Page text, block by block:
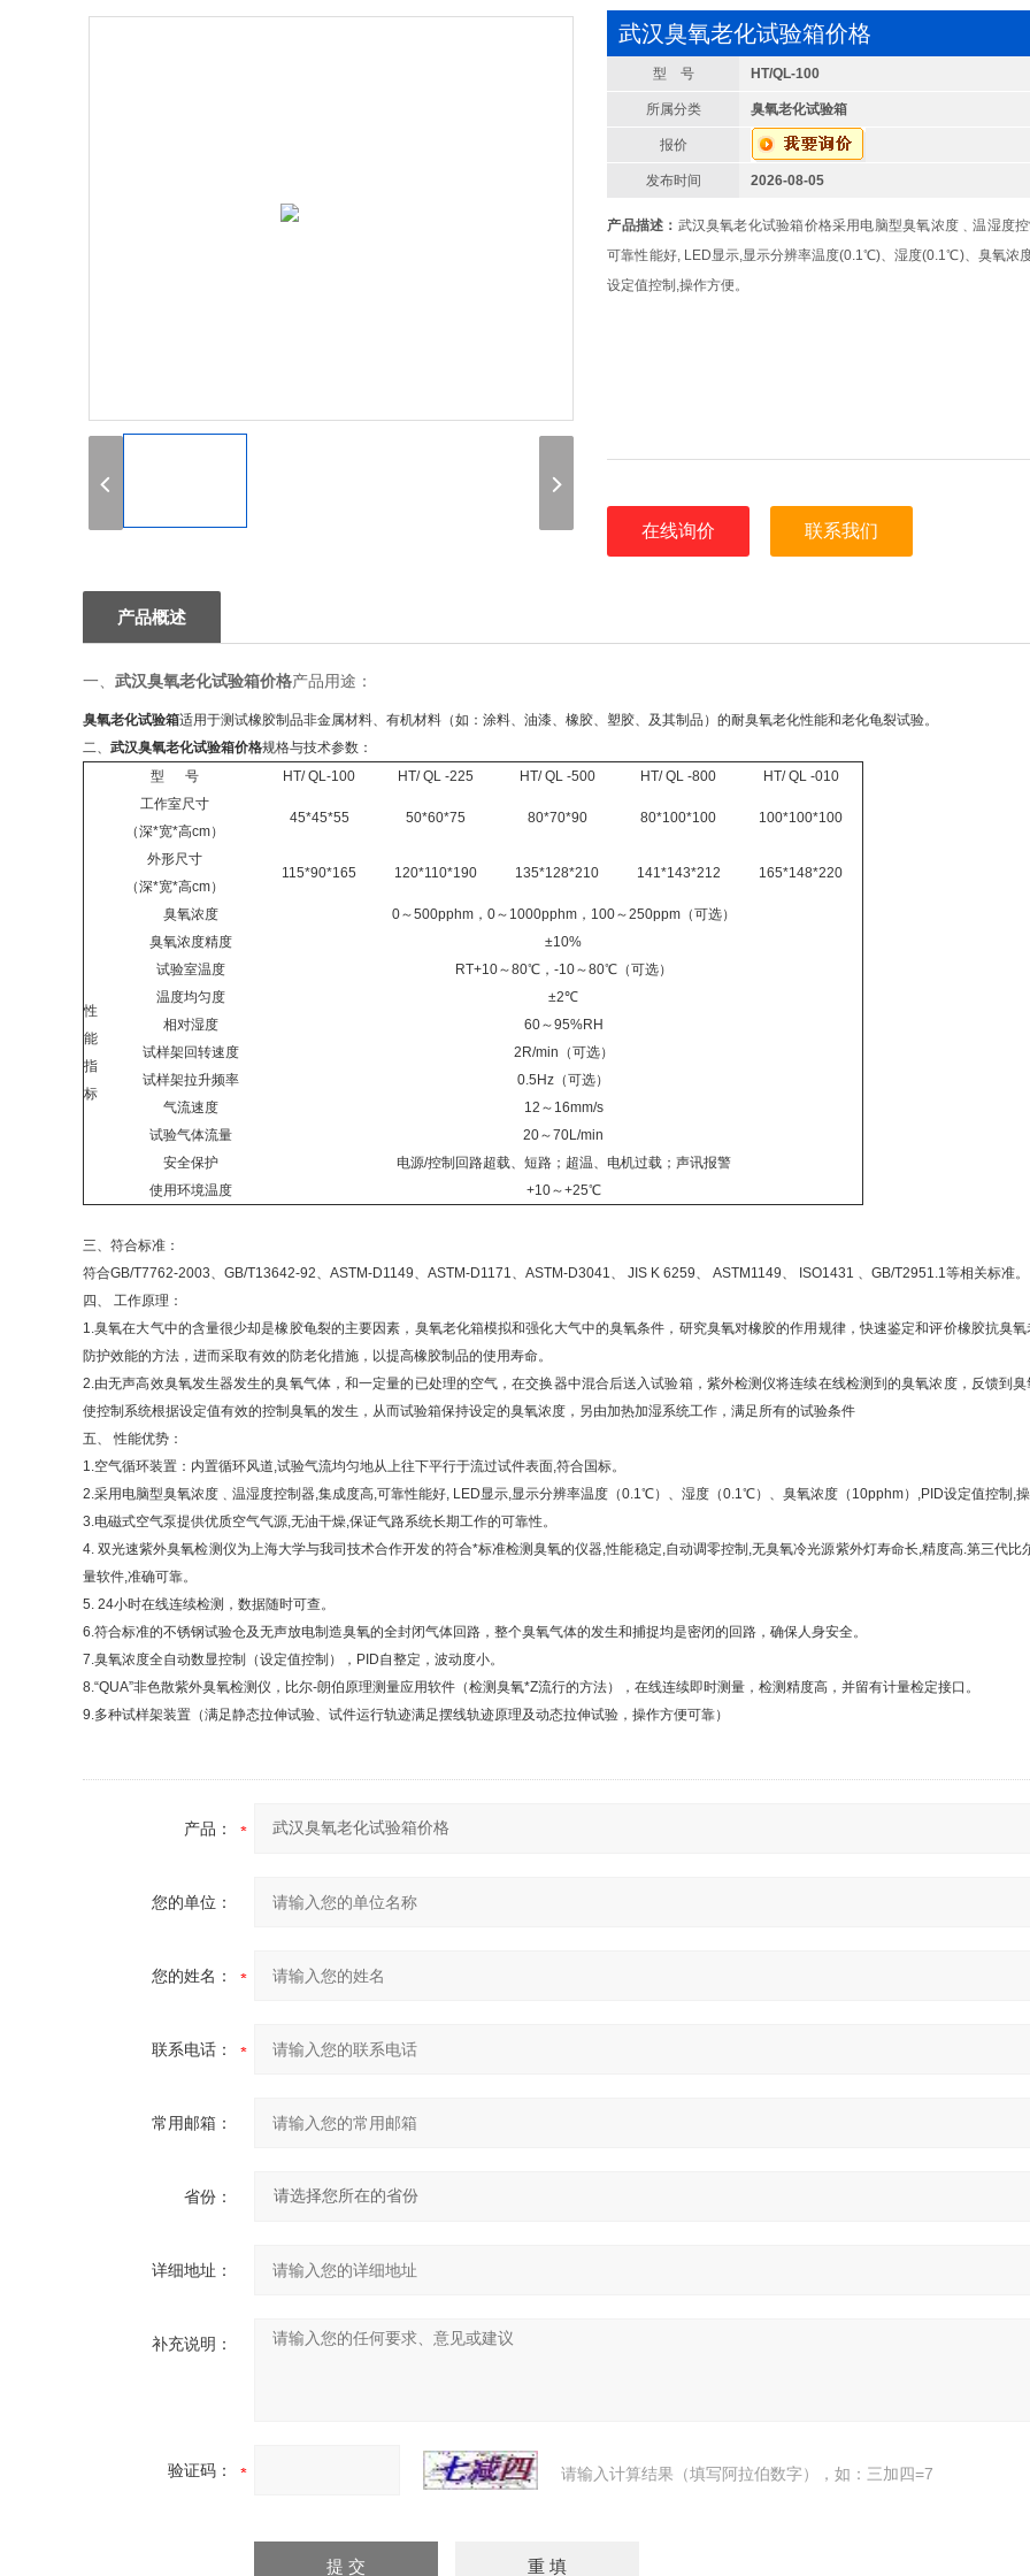
武汉臭氧老化试验箱价格
型 号 HT/QL-100
所属分类 臭氧老化试验箱
报价
发布时间 2026-08-05
产品描述： 武汉臭氧老化试验箱价格采用电脑型臭氧浓度﹑温湿度
可靠性能好, LED显示,显示分辨率温度(0.1℃)、湿度(0.1℃)、臭氧浓
设定值控制,操作方便。
在线询价 联系我们
产品概述
一、 武汉臭氧老化试验箱价格产品用途：
臭氧老化试验箱适用于测试橡胶制品非金属材料、有机材料（如：涂料、油漆、橡胶、塑胶、及其制品）的耐臭氧老化性能和老化龟裂试验。
二、 武汉臭氧老化试验箱价格规格与技术参数：
型
号 HT/ QL-100 HT/ QL -225 HT/ QL -500 HT/ QL -800
HT/ QL -010
工作室尺寸
（深*宽*高cm）
45*45*55 50*60*75 80*70*90 80*100*100 100*100*100
外形尺寸
（深*宽*高cm）
115*90*165 120*110*190 135*128*210 141*143*212 165*148*220
性
能
指
标
臭氧浓度 0～500pphm，0～1000pphm，100～250ppm（可选）
臭氧浓度精度
±10%
试验室温度
RT+10～80℃，-10～80℃（可选）
温度均匀度
±2℃
相对湿度
60～95%RH
试样架回转速度
2R/min（可选）
试样架拉升频率
0.5Hz（可选）
气流速度
12～ 16mm/s
试验气体流量
20～70L/min
安全保护
电源/控制回路超载、短路；超温、电机过载；声讯报警
使用环境温度
+10～+25℃
三、符合标准：
符合GB/T7762-2003、GB/T13642-92、ASTM-D1149、ASTM-D1171、ASTM-D3041、 JIS K 6259、 ASTM1149、 ISO1431 、GB/T2951.1等相关标准。
四、
工作原理：
1.臭氧在大气中的含量很少却是橡胶龟裂的主要因素，臭氧老化箱模拟和强化大气中的臭氧条件，研究臭氧对橡胶的作用规律，快速鉴定和评价橡胶抗臭氧
防护效能的方法，进而采取有效的防老化措施，以提高橡胶制品的使用寿命。
2.由无声高效臭氧发生器发生的臭氧气体，和一定量的已处理的空气，在交换器中混合后送入试验箱，紫外检测仪将连续在线检测到的臭氧浓度，反馈到臭
使控制系统根据设定值有效的控制臭氧的发生，从而试验箱保持设定的臭氧浓度，另由加热加湿系统工作，满足所有的试验条件
五、
性能优势：
1.空气循环装置：内置循环风道,试验气流均匀地从上往下平行于流过试件表面,符合国标。
2.采用电脑型臭氧浓度﹑温湿度控制器,集成度高,可靠性能好, LED显示,显示分辨率温度（0.1℃）、湿度（0.1℃）、臭氧浓度（10pphm）,PID设定值控制,操
3.电磁式空气泵提供优质空气气源,无油干燥,保证气路系统长期工作的可靠性。
4. 双光速紫外臭氧检测仪为上海大学与我司技术合作开发的符合*标准检测臭氧的仪器,性能稳定,自动调零控制,无臭氧冷光源紫外灯寿命长,精度高.第三代比
量软件,准确可靠。
5. 24小时在线连续检测，数据随时可查。
6.符合标准的不锈钢试验仓及无声放电制造臭氧的全封闭气体回路，整个臭氧气体的发生和捕捉均是密闭的回路，确保人身安全。
7.臭氧浓度全自动数显控制（设定值控制）， PID自整定，波动度小。
8.“QUA”非色散紫外臭氧检测仪，比尔-朗伯原理测量应用软件（检测臭氧*Z流行的方法），在线连续即时测量，检测精度高，并留有计量检定接口。
9.多种试样架装置（满足静态拉伸试验、试件运行轨迹满足摆线轨迹原理及动态拉伸试验，操作方便可靠）
产品：
您的单位：
您的姓名：
联系电话：
常用邮箱：
省份：
详细地址：
补充说明：
验证码： 请输入计算结果（填写阿拉伯数字），如：三加四=7